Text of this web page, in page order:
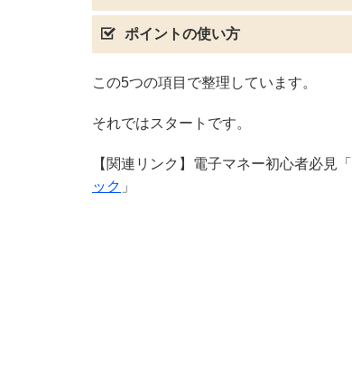
ポイントの使い方
この5つの項目で整理しています。
それではスタートです。
【関連リンク】電子マネー初心者必見「
ック 」